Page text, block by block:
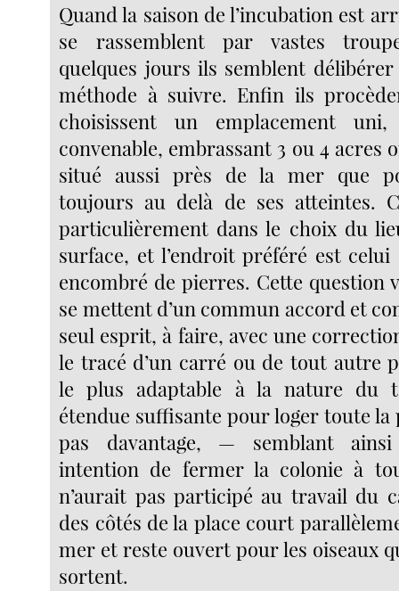
Quand la saison de l’incubation est
se rassemblent par vastes
quelques jours ils semblent
méthode à suivre. Enfin ils
choisissent un emplacement uni,
convenable, embrassant 3 ou 4 acres
situé aussi près de la mer que
toujours au delà de ses atteintes.
particulièrement dans le choix du
surface, et l’endroit préféré est
encombré de pierres. Cette question
se mettent d’un commun accord et
seul esprit, à faire, avec une
le tracé d’un carré ou de tout autre
le plus adaptable à la nature du
étendue suffisante pour loger toute
pas davantage, — semblant
intention de fermer la colonie à
n’aurait pas participé au travail du
des côtés de la place court
mer et reste ouvert pour les oiseaux
sortent.